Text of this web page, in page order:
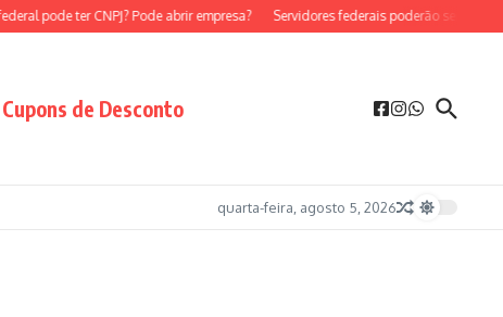
ter CNPJ? Pode abrir empresa? Servidores federais poderão ser MEI?
Cupons de Desconto
quarta-feira, agosto 5, 2026